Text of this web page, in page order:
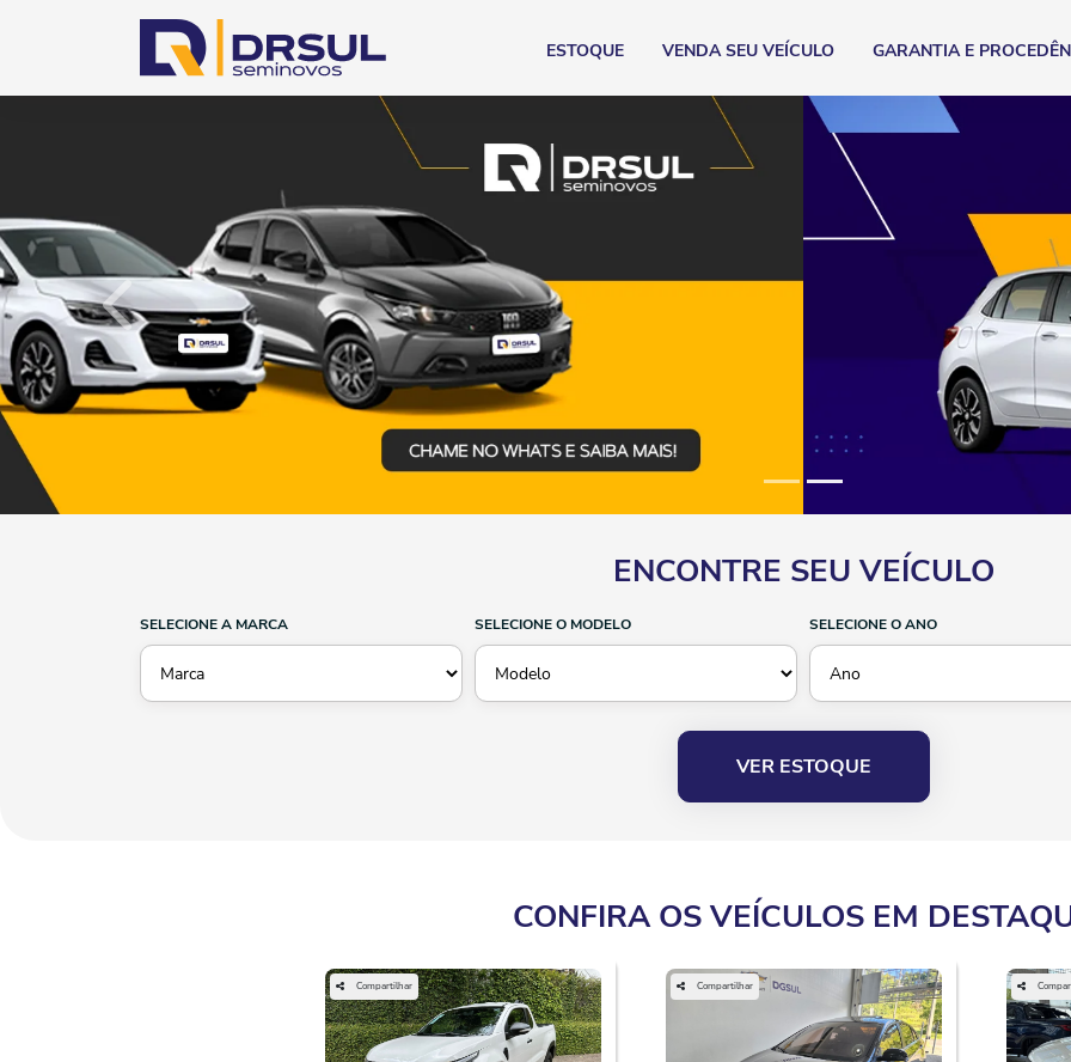
ESTOQUE VENDA SEU VEÍCULO GARANTIA E
templates.template-01.components.carousel.texts.control_prev
ENCONTRE SEU VEÍCULO
SELECIONE A MARCA SELECIONE O MODELO SELECIONE O ANO
VER ESTOQUE
CONFIRA OS VEÍCULOS EM
Compartilhar Compartilhar